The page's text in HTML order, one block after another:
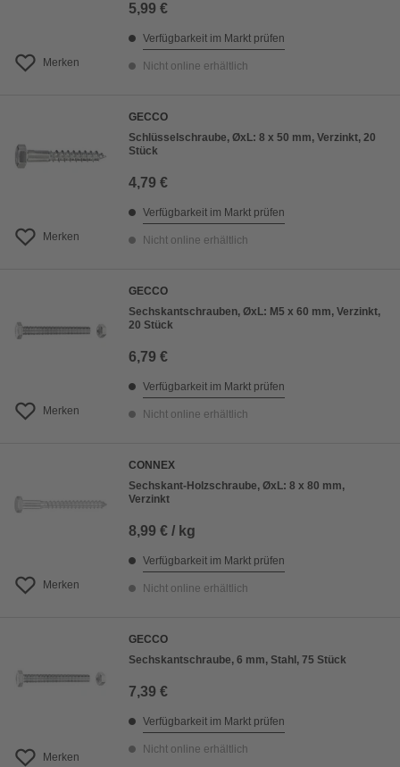
Merken
5,99 €
Verfügbarkeit im Markt prüfen
Nicht online erhältlich
Merken
GECCO
Schlüsselschraube, ØxL: 8 x 50 mm, Verzinkt, 20
Stück
4,79 €
Verfügbarkeit im Markt prüfen
Nicht online erhältlich
Merken
GECCO
Sechskantschrauben, ØxL: M5 x 60 mm, Verzinkt,
20 Stück
6,79 €
Verfügbarkeit im Markt prüfen
Nicht online erhältlich
Merken
CONNEX
Sechskant-Holzschraube, ØxL: 8 x 80 mm,
Verzinkt
8,99 € / kg
Verfügbarkeit im Markt prüfen
Nicht online erhältlich
Merken
GECCO
Sechskantschraube, 6 mm, Stahl, 75 Stück
7,39 €
Verfügbarkeit im Markt prüfen
Nicht online erhältlich